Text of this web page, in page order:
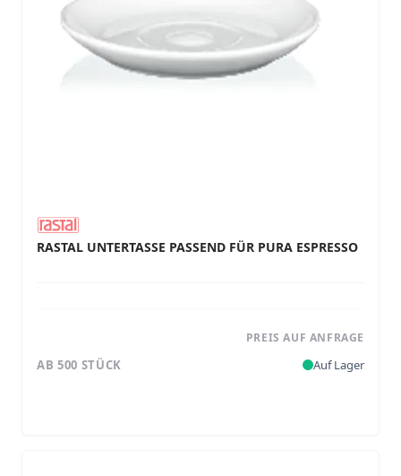
RASTAL UNTERTASSE PASSEND FÜR PURA ESPRESSO
PREIS AUF ANFRAGE
AB 500 STÜCK Auf Lager